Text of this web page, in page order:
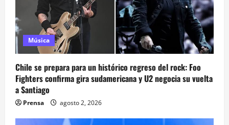
Música
Chile se prepara para un histórico regreso del rock: Foo
Fighters confirma gira sudamericana y U2 negocia su vuelta
a Santiago
Prensa agosto 2, 2026